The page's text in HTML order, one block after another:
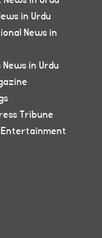
in Urdu
News in
News in Urdu
Tribune